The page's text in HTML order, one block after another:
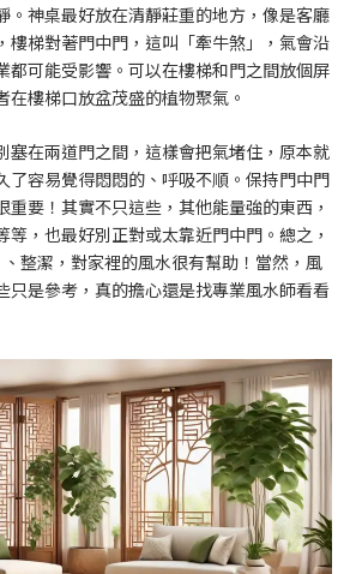
。神桌最好放在清靜莊重的地方，像是客廳
樓梯對著門中門，這叫「牽牛煞」，氣會沿
都可能受影響。可以在樓梯和門之間放個屏
在樓梯口放盆茂盛的植物聚氣。
塞在兩道門之間，這樣會把氣堵住，原本就
了容易覺得悶悶的、呼吸不順。保持門中門
重要！其實不只這些，其他能量強的東西，
等，也最好別正對或太靠近門中門。總之，
、整潔，對家裡的風水很有幫助！當然，風
只是參考，真的擔心還是找專業風水師看看